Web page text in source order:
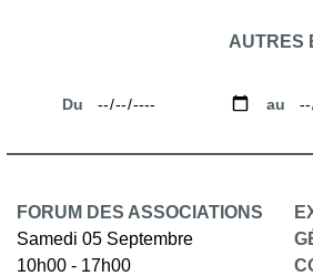
AUTRES
Du au
FORUM DES ASSOCIATIONS
Samedi 05 Septembre
10h00 - 17h00